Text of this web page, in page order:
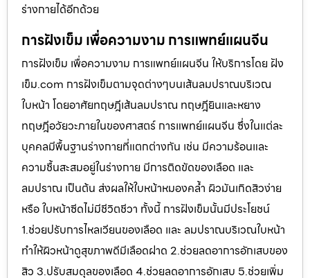
ร่างกายได้อีกด้วย
การฝังเข็ม เพื่อความงาม การแพทย์แผนจีน
การฝังเข็ม เพื่อความงาม การแพทย์แผนจีน ให้บริการโดย ฝัง
เข็ม.com การฝังเข็มตามจุดต่างๆบนเส้นลมปราณบริเวณ
ใบหน้า โดยอาศัยทฤษฎีเส้นลมปราณ ทฤษฎียินและหยาง
ทฤษฎีอวัยวะภายในของศาสตร์ การแพทย์แผนจีน ซึ่งในแต่ละ
บุคคลมีพื้นฐานร่างกายที่แตกต่างกัน เช่น มีความร้อนและ
ความชื้นสะสมอยู่ในร่างกาย มีการติดขัดของเลือด และ
ลมปราณ เป็นต้น ส่งผลให้ใบหน้าหมองคล้ำ ผิวมันเกิดสิวง่าย
หรือ ใบหน้าซีดไม่มีชีวิตชีวา ทั้งนี้ การฝังเข็มนั้นมีประโยชน์
1.ช่วยปรับการไหลเวียนของเลือด และ ลมปราณบริเวณใบหน้า
ทำให้ผิวหน้าดูสุขภาพดีมีเลือดฝาด 2.ช่วยลดอาการอักเสบของ
สิว 3.ปรับสมดุลของเลือด 4.ช่วยลดอาการอักเสบ 5.ช่วยเพิ่ม